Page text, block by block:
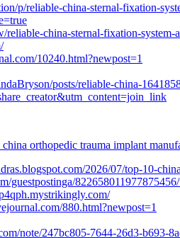
p/reliable-china-sternal-fixation-
reliable-china-sternal-fixation-
10240.html?newpost=1
posts/reliable-china-
orthopedic trauma implant
2026/07/top-10-
guestpostinga/
880.html?newpost=1
note/247bc805-7644-26d3-b693-